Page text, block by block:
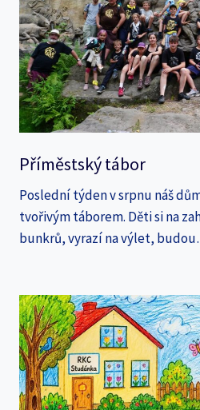
Příměstský tábor
Poslední týden v srpnu náš
tvořivým táborem. Děti si na
bunkrů, vyrazí na výlet,